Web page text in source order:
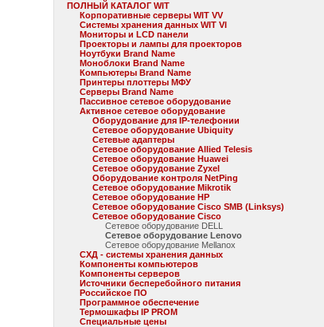
ПОЛНЫЙ КАТАЛОГ WIT
Корпоративные серверы WIT VV
Системы хранения данных WIT VI
Мониторы и LCD панели
Проекторы и лампы для проекторов
Ноутбуки Brand Name
Моноблоки Brand Name
Компьютеры Brand Name
Принтеры плоттеры МФУ
Серверы Brand Name
Пассивное сетевое оборудование
Активное сетевое оборудование
Оборудование для IP-телефонии
Сетевое оборудование Ubiquity
Сетевые адаптеры
Сетевое оборудование Allied Telesis
Сетевое оборудование Huawei
Сетевое оборудование Zyxel
Оборудование контроля NetPing
Сетевое оборудование Mikrotik
Сетевое оборудование HP
Сетевое оборудование Cisco SMB (Linksys)
Сетевое оборудование Cisco
Сетевое оборудование DELL
Сетевое оборудование Lenovo
Сетевое оборудование Mellanox
СХД - системы хранения данных
Компоненты компьютеров
Компоненты серверов
Источники бесперебойного питания
Российское ПО
Программное обеспечение
Термошкафы IP PROM
Специальные цены